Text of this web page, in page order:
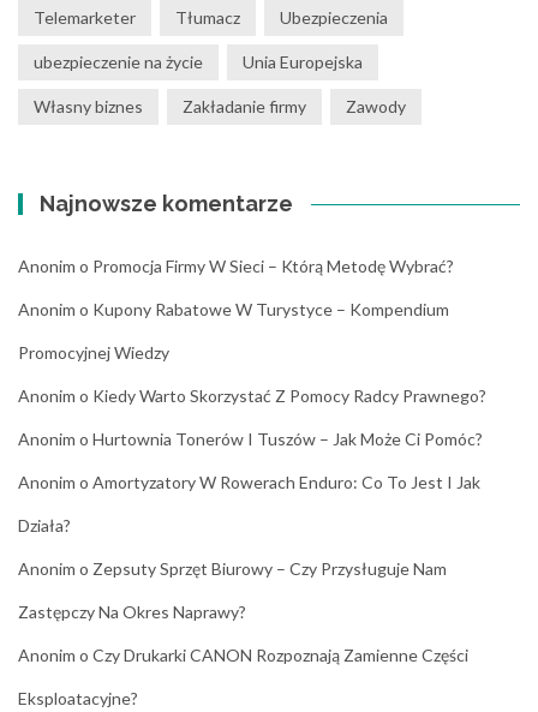
Telemarketer Tłumacz Ubezpieczenia
ubezpieczenie na życie Unia Europejska
Własny biznes Zakładanie firmy Zawody
Najnowsze komentarze
Anonim o Promocja Firmy W Sieci – Którą Metodę Wybrać?
Anonim o Kupony Rabatowe W Turystyce – Kompendium
Promocyjnej Wiedzy
Anonim o Kiedy Warto Skorzystać Z Pomocy Radcy Prawnego?
Anonim o Hurtownia Tonerów I Tuszów – Jak Może Ci Pomóc?
Anonim o Amortyzatory W Rowerach Enduro: Co To Jest I Jak
Działa?
Anonim o Zepsuty Sprzęt Biurowy – Czy Przysługuje Nam
Zastępczy Na Okres Naprawy?
Anonim o Czy Drukarki CANON Rozpoznają Zamienne Części
Eksploatacyjne?